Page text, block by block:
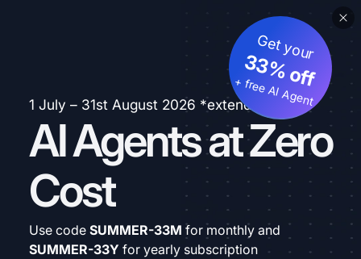
1 July – 31st August 2026 *extended
AI Agents at Zero
Cost
Get your
33% off
+ free AI Agent
Use code SUMMER-33M for monthly and
SUMMER-33Y for yearly subscription